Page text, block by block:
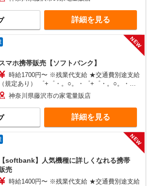
くと, インセンティブ支給(規定有) ★月2回払
・週払い可能（規程有）★ ゜・。○。・゜
゜・。○。・゜+゜
詳細を見る
NEW
スマホ携帯販売【ソフトバンク】
時給1700円〜 ※残業代支給 ★交通費別途支給
（規定あり） ゜+゜・。○。・゜+゜・。○。・゜
+゜ 入社祝い金10万円支給(規定有) お友達を紹介
くと, インセンティブ支給(規定有) ★月2回払
・週払い可能（規程有）★ ゜・。○。・゜
゜・。○。・゜+゜
神奈川県藤沢市の家電量販店
詳細を見る
NEW
【softbank】人気機種に詳しくなれる携帯
販売
時給1400円〜 ※残業代支給 ★交通費別途支給